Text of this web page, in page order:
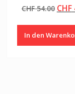
CHF54.00
war:
CHF
CHF
In den